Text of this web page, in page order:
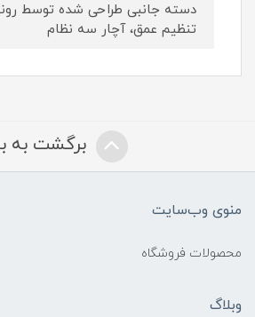
دسته جانبی طراحی شده توسط
تنظیم عمق، آچار سه نظام
برگشت به
منوی وب‌سایت
محصولات فروشگاه
وبلاگ